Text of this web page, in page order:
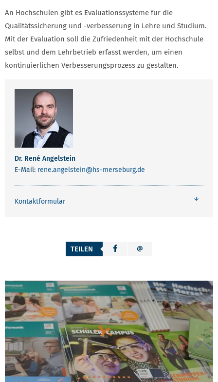
An Hochschulen gibt es Evaluationssysteme für die
Qualitätssicherung und -verbesserung in Lehre und Studium.
Mit der Evaluation soll die Zufriedenheit mit der Hochschule
selbst und dem Lehrbetrieb erfasst werden, um einen
kontinuierlichen Verbesserungsprozess zu gestalten.
Dr. René Angelstein
E-Mail: rene.angelstein@hs-merseburg.de
Kontaktformular
TEILEN
WEITERFÜHRENDE INFORMATIONEN